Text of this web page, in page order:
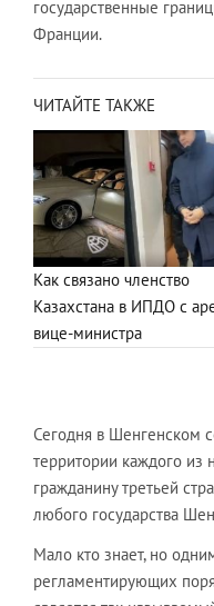
государственные
Франции.
ЧИТАЙТЕ ТАКЖЕ
Как связано членство
Казахстана в ИПДО с
вице-министра
Сегодня в Шенгенском
территории каждого из
гражданину третьей
любого государства
Мало кто знает, но
регламентирующих